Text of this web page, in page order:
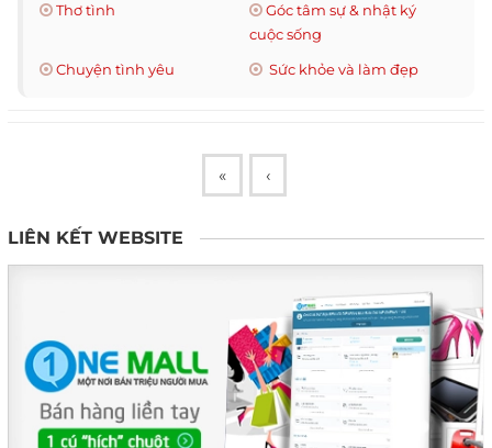
Thơ tình
Góc tâm sự & nhật ký
cuộc sống
Chuyện tình yêu
Sức khỏe và làm đẹp
« ‹
LIÊN KẾT WEBSITE